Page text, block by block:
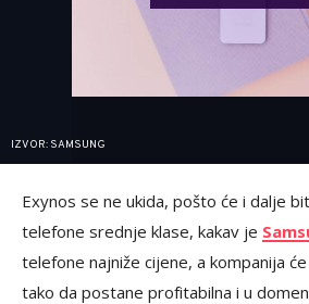
IZVOR: SAMSUNG
Exynos se ne ukida, pošto će i dalje
telefone srednje klase, kakav je
telefone najniže cijene, a kompanija
tako da postane profitabilna i u